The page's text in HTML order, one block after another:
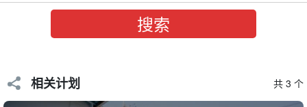
相关计划 共 3 个